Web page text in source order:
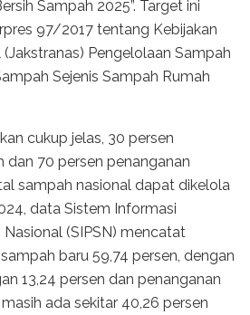
Sampah 2025”. Target ini
97/2017 tentang Kebijakan
Pengelolaan Sampah
Sejenis Sampah Rumah
cukup jelas, 30 persen
dan 70 persen penanganan
sampah nasional dapat dikelola
data Sistem Informasi
(SIPSN) mencatat
baru 59,74 persen, dengan
13,24 persen dan penanganan
ada sekitar 40,26 persen